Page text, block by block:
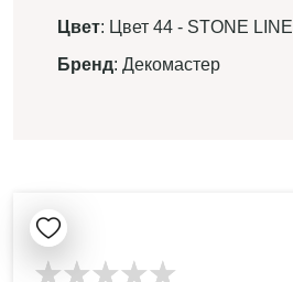
Цвет: Цвет 44 - STONE LINE
Бренд: Декомастер